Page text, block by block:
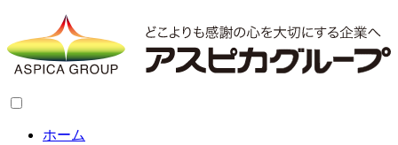
ホーム